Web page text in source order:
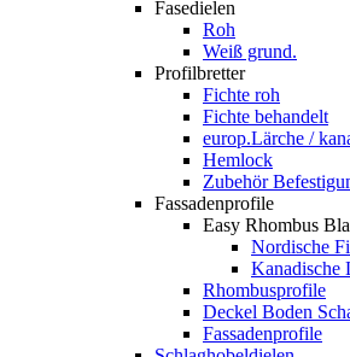
Fasedielen
Roh
Weiß grund.
Profilbretter
Fichte roh
Fichte behandelt
europ.Lärche /
Hemlock
Zubehör
Fassadenprofile
Easy Rhombus
Nordische
Kanadische
Rhombusprofile
Deckel Boden
Fassadenprofile